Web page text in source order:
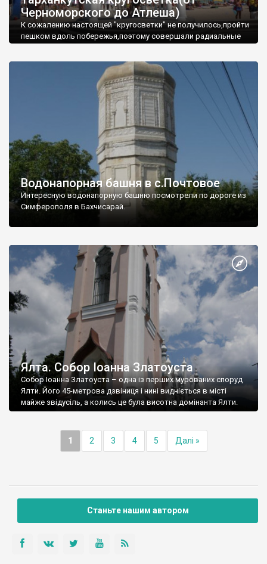
Черноморского до Атлеша)
К сожалению настоящей "кругосветки" не получилось,пройти
пешком вдоль побережья,поэтому совершали радиальные
Водонапорная башня в с.Почтовое
Интересную водонапорную башню посмотрели по дороге из
Симферополя в Бахчисарай.
Ялта. Собор Іоанна Златоуста
Собор Іоанна Златоуста – одна із перших мурованих споруд
Ялти. Його 45-метрова дзвіниця і нині видніється в місті
майже звідусіль, а колись це була висотна домінанта Ялти.
1 2 3 4 5 Далі »
Станьте нашим автором